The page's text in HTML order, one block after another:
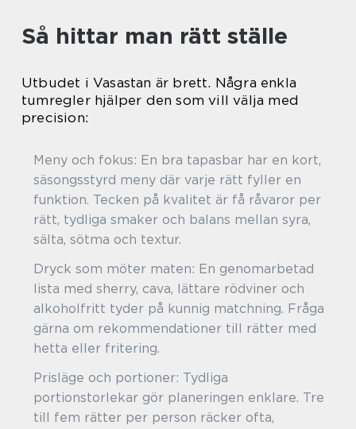
Så hittar man rätt ställe
Utbudet i Vasastan är brett. Några enkla
tumregler hjälper den som vill välja med
precision:
Meny och fokus: En bra tapasbar har en kort,
säsongsstyrd meny där varje rätt fyller en
funktion. Tecken på kvalitet är få råvaror per
rätt, tydliga smaker och balans mellan syra,
sälta, sötma och textur.
Dryck som möter maten: En genomarbetad
lista med sherry, cava, lättare rödviner och
alkoholfritt tyder på kunnig matchning. Fråga
gärna om rekommendationer till rätter med
hetta eller fritering.
Prisläge och portioner: Tydliga
portionstorlekar gör planeringen enklare. Tre
till fem rätter per person räcker ofta,